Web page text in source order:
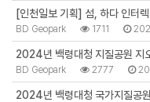
[인천일보 기획] 섬, 하다 인터
BD Geopark 1711
2024년 백령대청 지질공원 지
BD Geopark 2777
2024년 백령대청 국가지질공